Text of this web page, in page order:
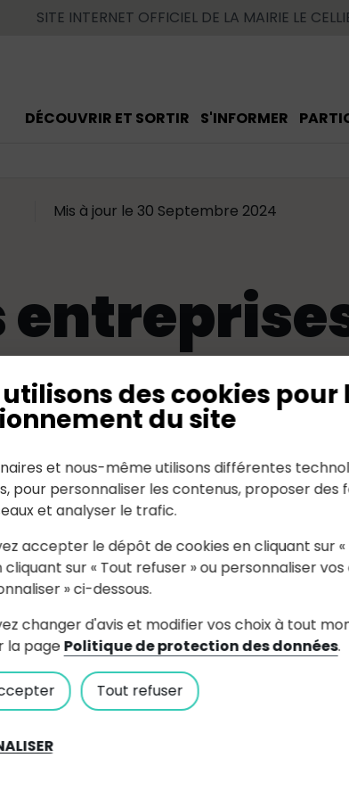
des cookies pour
du site
et nous-même utilisons différentes
pour personnaliser les contenus, proposer des
et analyser le trafic.
accepter le dépôt de cookies en cliquant sur
sur « Tout refuser » ou personnaliser
» ci-dessous.
changer d'avis et modifier vos choix à tout
la page Politique de protection des données.
Tout refuser
SITE INTERNET OFFICIEL DE LA MAIRIE LE
DÉCOUVRIR ET SORTIR S'INFORMER
Mis à jour le 30 Septembre 2024
Effacer Filtrer